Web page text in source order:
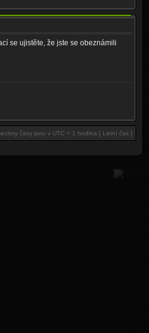
se ujistěte, že jste se obeznámili
časy jsou v UTC + 1 hodina [ Letní čas ]